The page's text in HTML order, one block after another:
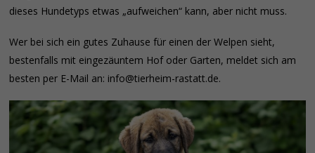
dieses Hundetyps etwas „aufweichen“ kann, aber nicht muss.
Wer bei sich ein gutes Zuhause für einen der Welpen sieht,
bestenfalls mit eingezäuntem Hof oder Garten, meldet sich am
besten per E-Mail an: info@tierheim-rastatt.de.